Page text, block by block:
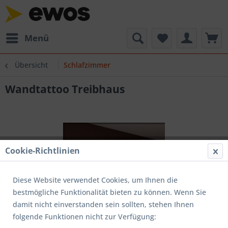
Menü
Übersicht Schlafzimmer
Wandtattoo Treibhaus
Cookie-Richtlinien
Diese Website verwendet Cookies, um Ihnen die
bestmögliche Funktionalität bieten zu können. Wenn Sie
damit nicht einverstanden sein sollten, stehen Ihnen
folgende Funktionen nicht zur Verfügung: